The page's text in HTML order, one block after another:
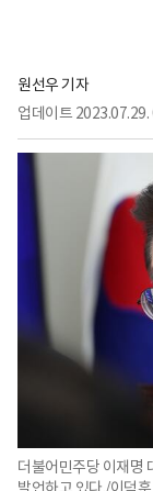
원선우 기자
업데이트 2023.07.29.
더불어민주당 이재명